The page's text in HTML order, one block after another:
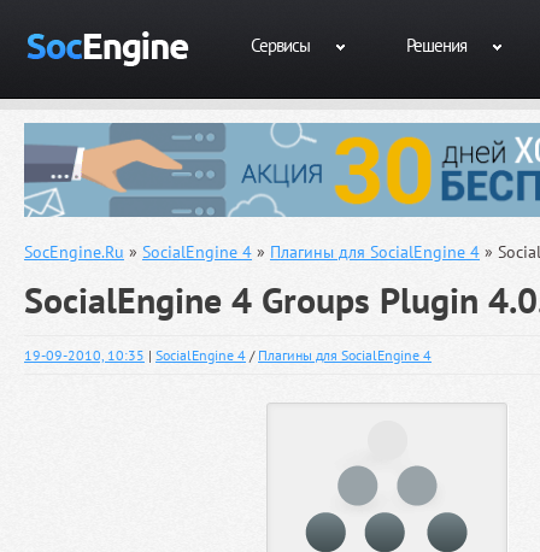
Сервисы Решения
SocEngine.Ru » SocialEngine 4 » Плагины для SocialEngine 4 »
SocialEngine 4 Groups Plugin
19-09-2010, 10:35 | SocialEngine 4 / Плагины для SocialEngine 4